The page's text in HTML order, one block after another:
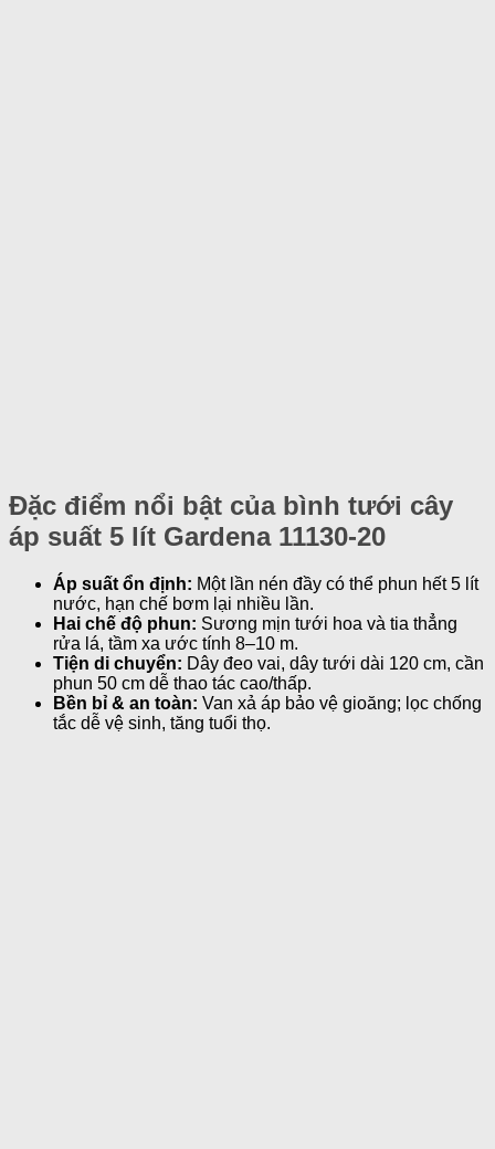
Đặc điểm nổi bật của bình tưới cây
áp suất 5 lít Gardena 11130-20
Áp suất ổn định: Một lần nén đầy có thể phun hết 5 lít
nước, hạn chế bơm lại nhiều lần.
Hai chế độ phun: Sương mịn tưới hoa và tia thẳng
rửa lá, tầm xa ước tính 8–10 m.
Tiện di chuyển: Dây đeo vai, dây tưới dài 120 cm, cần
phun 50 cm dễ thao tác cao/thấp.
Bền bỉ & an toàn: Van xả áp bảo vệ gioăng; lọc chống
tắc dễ vệ sinh, tăng tuổi thọ.